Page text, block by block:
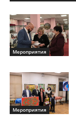
Мероприятия
Мероприятия